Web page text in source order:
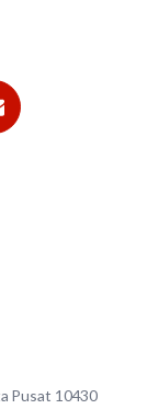
Pusat 10430